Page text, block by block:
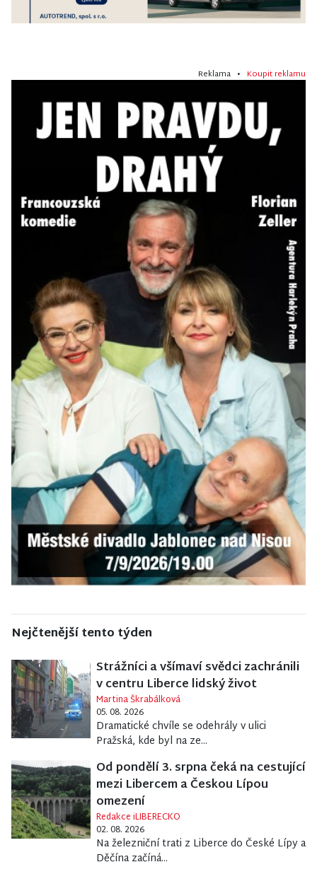
Reklama • Koupit reklamu
Nejčtenější tento týden
Strážníci a všímaví svědci zachránili
v centru Liberce lidský život
Martina Škrabálková
05. 08. 2026
Dramatické chvíle se odehrály v ulici
Pražská, kde byl na ze...
Od pondělí 3. srpna čeká na cestující
mezi Libercem a Českou Lípou
omezení
Redakce iLIBERECKO
02. 08. 2026
Na železniční trati z Liberce do České Lípy a
Děčína začíná...